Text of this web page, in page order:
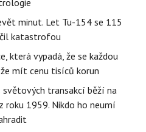
minut. Let Tu-154 se 115
katastrofou
která vypadá, že se každou
mít cenu tisíců korun
světových transakcí běží na
roku 1959. Nikdo ho neumí